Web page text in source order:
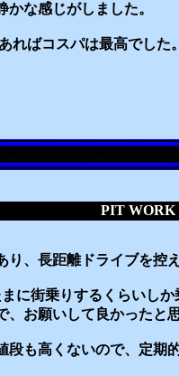
かな感じがしました。
ればコスパは最高でし
PIT
り、長距離ドライブを控
に街乗りするくらいし
、お願いして良かったと
段も高くないので、定期